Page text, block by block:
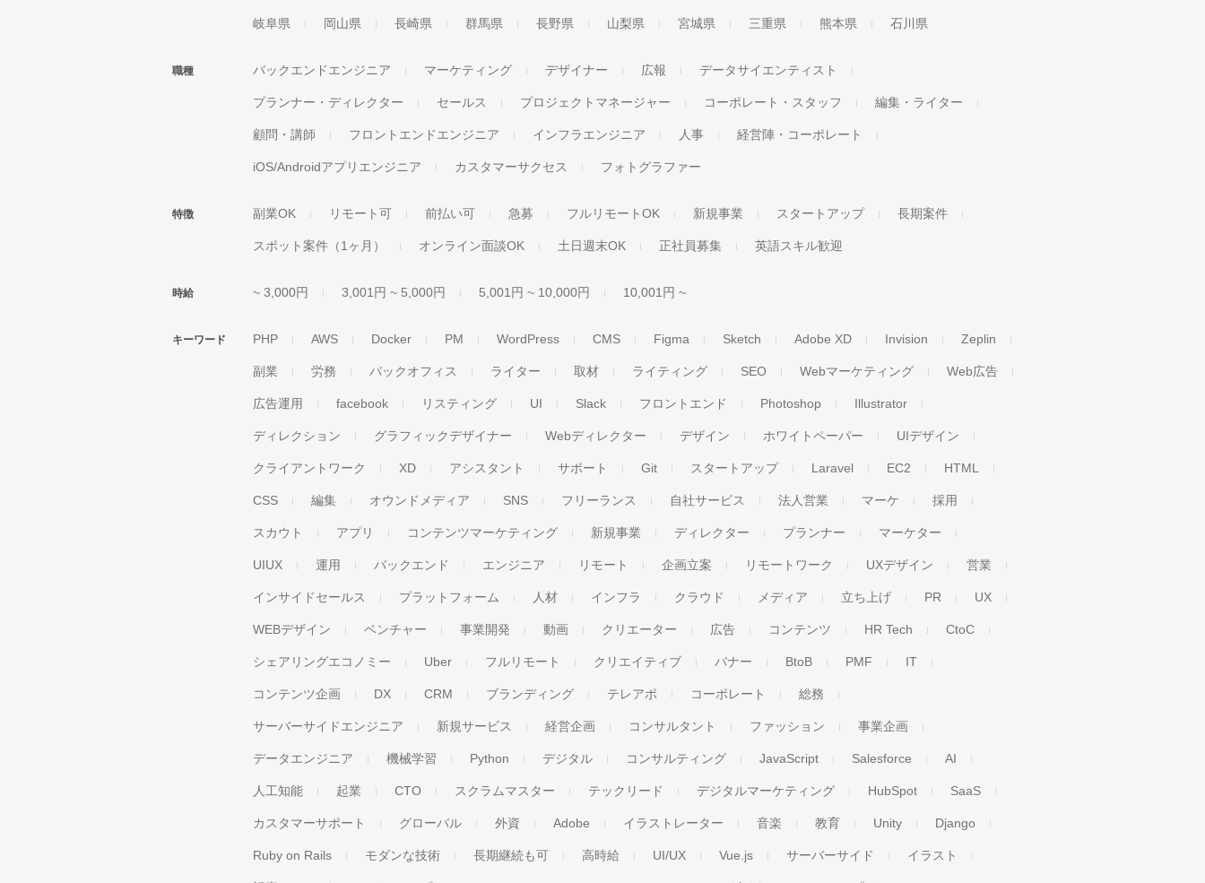
岐阜県 岡山県 長崎県 群馬県 長野県 山梨県 宮城県 三重県 熊本県 石川県
職種 バックエンドエンジニア マーケティング デザイナー 広報 データサイエンティスト
プランナー・ディレクター セールス プロジェクトマネージャー コーポレート・スタッフ 編集・ライター
顧問・講師 フロントエンドエンジニア インフラエンジニア 人事 経営陣・コーポレート
iOS/Androidアプリエンジニア カスタマーサクセス フォトグラファー
特徴 副業OK リモート可 前払い可 急募 フルリモートOK 新規事業 スタートアップ 長期案件
スポット案件（1ヶ月） オンライン面談OK 土日週末OK 正社員募集 英語スキル歓迎
時給 ~ 3,000円 3,001円 ~ 5,000円 5,001円 ~ 10,000円 10,001円 ~
キーワード PHP AWS Docker PM WordPress CMS Figma Sketch Adobe XD Invision Zeplin
副業 労務 バックオフィス ライター 取材 ライティング SEO Webマーケティング Web広告
広告運用 facebook リスティング UI Slack フロントエンド Photoshop Illustrator
ディレクション グラフィックデザイナー Webディレクター デザイン ホワイトペーパー UIデザイン
クライアントワーク XD アシスタント サポート Git スタートアップ Laravel EC2 HTML
CSS 編集 オウンドメディア SNS フリーランス 自社サービス 法人営業 マーケ 採用
スカウト アプリ コンテンツマーケティング 新規事業 ディレクター プランナー マーケター
UIUX 運用 バックエンド エンジニア リモート 企画立案 リモートワーク UXデザイン 営業
インサイドセールス プラットフォーム 人材 インフラ クラウド メディア 立ち上げ PR UX
WEBデザイン ベンチャー 事業開発 動画 クリエーター 広告 コンテンツ HR Tech CtoC
シェアリングエコノミー Uber フルリモート クリエイティブ バナー BtoB PMF IT
コンテンツ企画 DX CRM ブランディング テレアポ コーポレート 総務
サーバーサイドエンジニア 新規サービス 経営企画 コンサルタント ファッション 事業企画
データエンジニア 機械学習 Python デジタル コンサルティング JavaScript Salesforce AI
人工知能 起業 CTO スクラムマスター テックリード デジタルマーケティング HubSpot SaaS
カスタマーサポート グローバル 外資 Adobe イラストレーター 音楽 教育 Unity Django
Ruby on Rails モダンな技術 長期継続も可 高時給 UI/UX Vue.js サーバーサイド イラスト